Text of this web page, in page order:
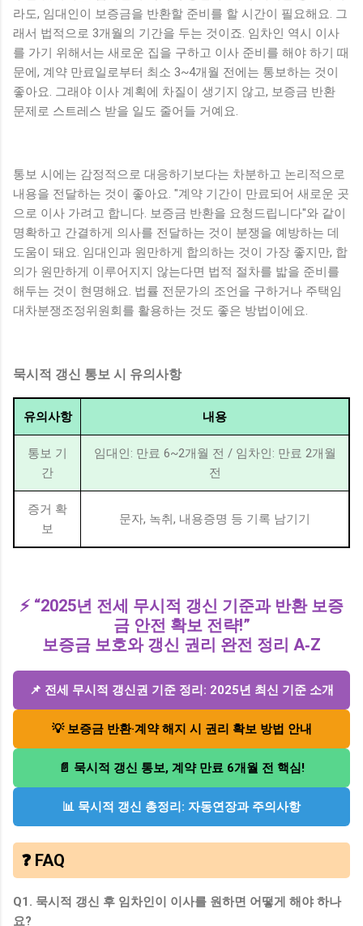
라도, 임대인이 보증금을 반환할 준비를 할 시간이 필요해요. 그
래서 법적으로 3개월의 기간을 두는 것이죠. 임차인 역시 이사
를 가기 위해서는 새로운 집을 구하고 이사 준비를 해야 하기 때
문에, 계약 만료일로부터 최소 3~4개월 전에는 통보하는 것이
좋아요. 그래야 이사 계획에 차질이 생기지 않고, 보증금 반환
문제로 스트레스 받을 일도 줄어들 거예요.
통보 시에는 감정적으로 대응하기보다는 차분하고 논리적으로
내용을 전달하는 것이 좋아요. "계약 기간이 만료되어 새로운 곳
으로 이사 가려고 합니다. 보증금 반환을 요청드립니다"와 같이
명확하고 간결하게 의사를 전달하는 것이 분쟁을 예방하는 데
도움이 돼요. 임대인과 원만하게 합의하는 것이 가장 좋지만, 합
의가 원만하게 이루어지지 않는다면 법적 절차를 밟을 준비를
해두는 것이 현명해요. 법률 전문가의 조언을 구하거나 주택임
대차분쟁조정위원회를 활용하는 것도 좋은 방법이에요.
묵시적 갱신 통보 시 유의사항
유의사항 내용
통보 기
간
임대인: 만료 6~2개월 전 / 임차인: 만료 2개월
전
증거 확
보
문자, 녹취, 내용증명 등 기록 남기기
⚡️ “2025년 전세 무시적 갱신 기준과 반환 보증
금 안전 확보 전략!”
보증금 보호와 갱신 권리 완전 정리 A‑Z
📌 전세 무시적 갱신권 기준 정리: 2025년 최신 기준 소개
💡 보증금 반환·계약 해지 시 권리 확보 방법 안내
📄 묵시적 갱신 통보, 계약 만료 6개월 전 핵심!
📊 묵시적 갱신 총정리: 자동연장과 주의사항
❓ FAQ
Q1. 묵시적 갱신 후 임차인이 이사를 원하면 어떻게 해야 하나
요?